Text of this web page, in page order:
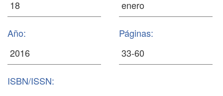
Año: Páginas:
ISBN/ISSN: